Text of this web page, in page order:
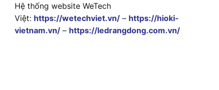
Hệ thống website WeTech
Việt: https://wetechviet.vn/ – https://hioki-
vietnam.vn/ – https://ledrangdong.com.vn/